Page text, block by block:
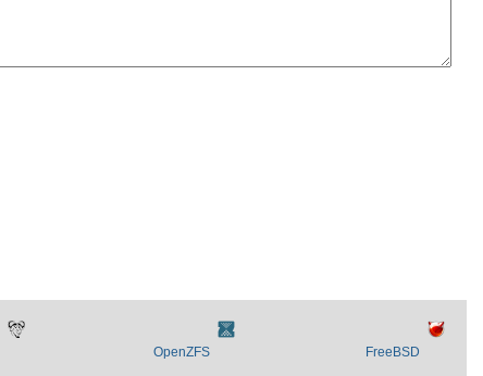
OpenZFS FreeBSD